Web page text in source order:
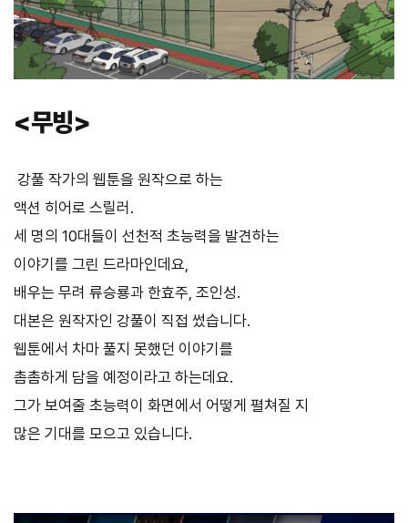
<무빙>
강풀 작가의 웹툰을 원작으로 하는
액션 히어로 스릴러.
세 명의 10대들이 선천적 초능력을 발견하는
이야기를 그린 드라마인데요,
배우는 무려 류승룡과 한효주, 조인성.
대본은 원작자인 강풀이 직접 썼습니다.
웹툰에서 차마 풀지 못했던 이야기를
촘촘하게 담을 예정이라고 하는데요.
그가 보여줄 초능력이 화면에서 어떻게 펼쳐질 지
많은 기대를 모으고 있습니다.